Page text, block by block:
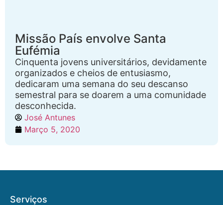
Missão País envolve Santa
Eufémia
Cinquenta jovens universitários, devidamente
organizados e cheios de entusiasmo,
dedicaram uma semana do seu descanso
semestral para se doarem a uma comunidade
desconhecida.
José Antunes
Março 5, 2020
Serviços